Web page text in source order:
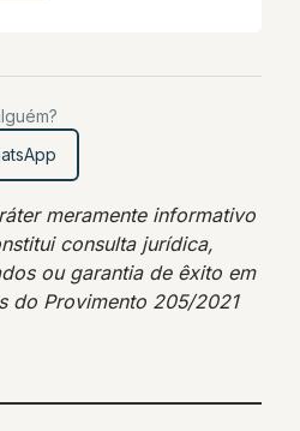
meramente informativo
consulta jurídica,
ou garantia de êxito em
do Provimento 205/2021